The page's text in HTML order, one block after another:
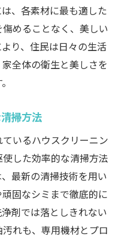
洗剤の選び方
技術
のコツ
持続効果
績
する方法
方法
問題点
メンテナンス
まい
、各素材に最も適した
めることなく、美しい
り、住民は日々の生活
全体の衛生と美しさを
掃方法
いるハウスクリーニン
した効率的な清掃方法
最新の清掃技術を用い
固なシミまで徹底的に
剤では落としきれない
れも、専用機材とプロ